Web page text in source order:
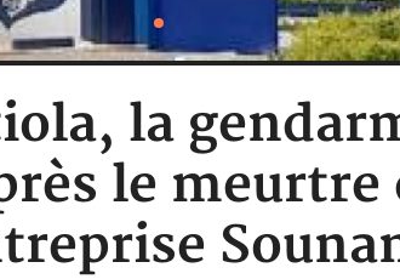
la
le meurtre